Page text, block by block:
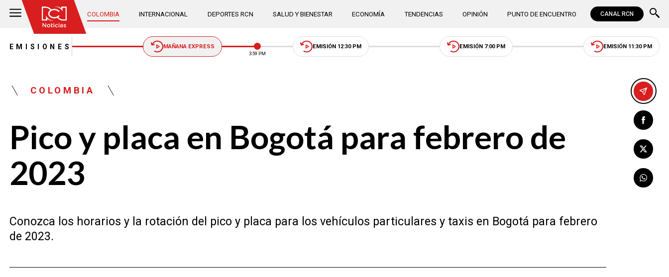
COLOMBIA INTERNACIONAL DEPORTES RCN SALUD Y BIENESTAR ECONOMÍA TENDENCIAS OPINIÓN PUNTO DE ENCUENTRO CANAL RCN
EMISIONES MAÑANA EXPRESS
3:59 PM
EMISIÓN 12:30 PM EMISIÓN 7:00 PM EMISIÓN 11:30 PM
COLOMBIA
Pico y placa en Bogotá para febrero de
2023
Conozca los horarios y la rotación del pico y placa para los vehículos particulares y taxis en Bogotá para febrero
de 2023.